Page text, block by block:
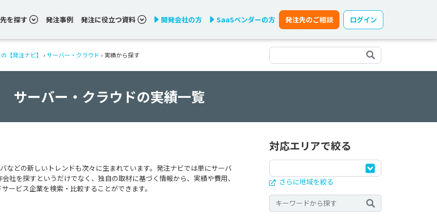
を探す 発注事例 発注に役立つ資料 開発会社の方 SaaSベンダーの方 発注先のご相談 ログイン
【発注ナビ】 › サーバー・クラウド › 実績から探す
サーバー・クラウドの実績一覧
などの新しいトレンドも次々に生まれています。発注ナビでは単にサーバ
社を探すというだけでなく、独自の取材に基づく情報から、実績や費用、
ービス企業を検索・比較することができます。
対応エリアで絞る
さらに地域を絞る